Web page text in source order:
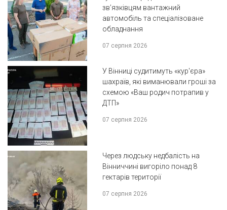
зв’язківцям вантажний
автомобіль та спеціалізоване
обладнання
07 серпня 2026
У Вінниці судитимуть «кур'єра»
шахраїв, які виманювали гроші за
схемою «Ваш родич потрапив у
ДТП»
07 серпня 2026
Через людську недбалість на
Вінниччині вигоріло понад 8
гектарів території
07 серпня 2026